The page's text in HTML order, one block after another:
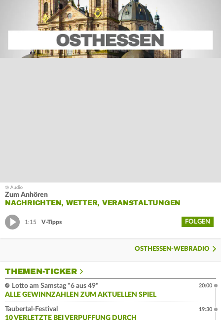
Zum Anhören
NACHRICHTEN, WETTER, VERANSTALTUNGEN
1:15 V-Tipps FOLGEN
OSTHESSEN-WEBRADIO
THEMEN-TICKER
Lotto am Samstag "6 aus 49"
ALLE GEWINNZAHLEN ZUM AKTUELLEN SPIEL
20:00
Taubertal-Festival
10 VERLETZTE BEI VERPUFFUNG DURCH
19:30